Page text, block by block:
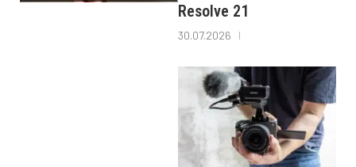
Resolve 21
30.07.2026